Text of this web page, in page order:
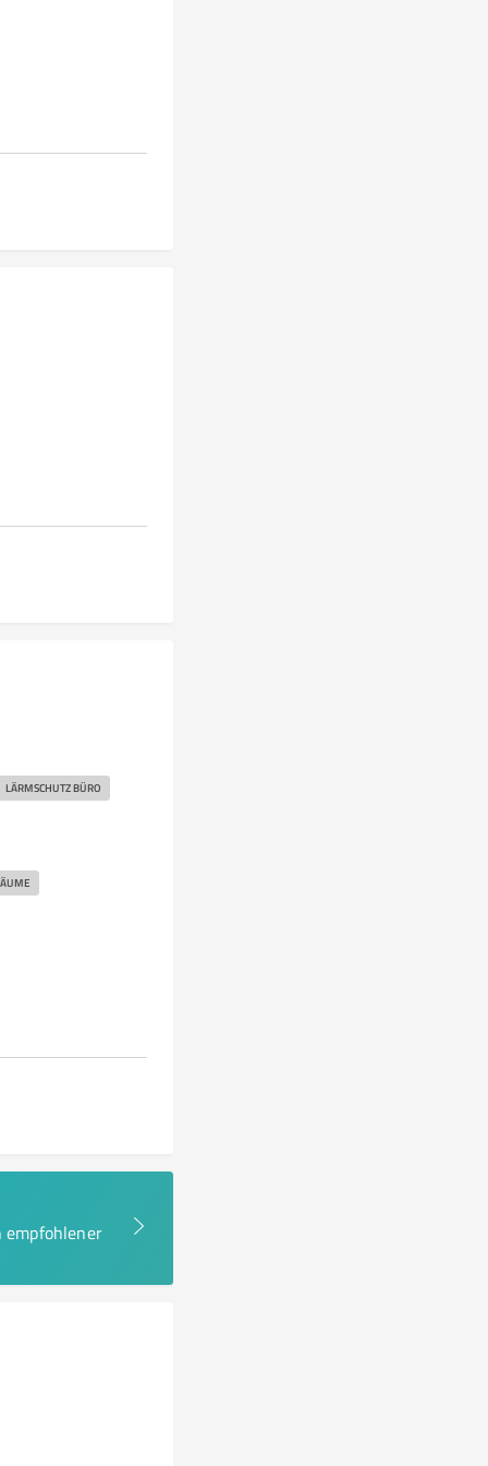
LÄRMSCHUTZ BÜRO
empfohlener